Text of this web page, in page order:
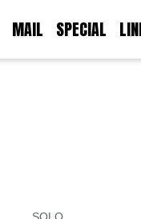
MAIL SPECIAL